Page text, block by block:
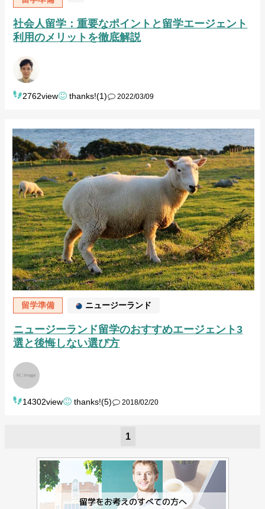
社会人留学：重要なポイントと留学エージェント
利用のメリットを徹底解説
2762view thanks!(1) 2022/03/09
留学準備 ニュージーランド
ニュージーランド留学のおすすめエージェント3
選と後悔しない選び方
14302view thanks!(5) 2018/02/20
1